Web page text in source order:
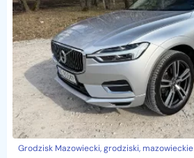
Grodzisk Mazowiecki, grodziski, mazowieckie